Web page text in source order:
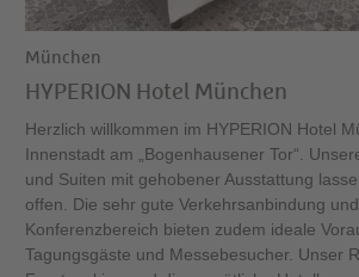
München
HYPERION Hotel München
Herzlich willkommen im HYPERION Hotel
Innenstadt am „Bogenhausener Tor“.
und Suiten mit gehobener Ausstattung
offen. Die sehr gute Verkehrsanbindung
Konferenzbereich bieten zudem ideale
Tagungsgäste und Messebesucher. Unser